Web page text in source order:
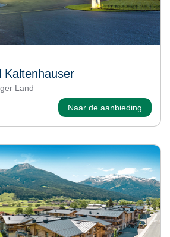
Kaltenhauser
Land
Naar de aanbieding